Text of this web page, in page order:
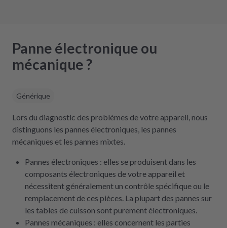
Panne électronique ou
mécanique ?
Générique
Lors du diagnostic des problèmes de votre appareil, nous
distinguons les pannes électroniques, les pannes
mécaniques et les pannes mixtes.
Pannes électroniques : elles se produisent dans les
composants électroniques de votre appareil et
nécessitent généralement un contrôle spécifique ou le
remplacement de ces pièces. La plupart des pannes sur
les tables de cuisson sont purement électroniques.
Pannes mécaniques : elles concernent les parties